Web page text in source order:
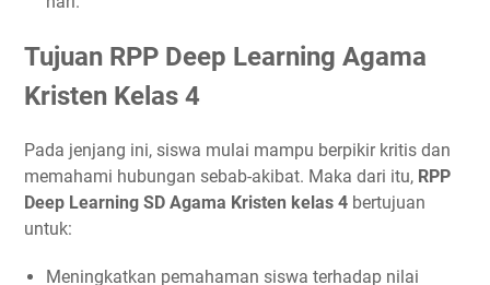
Tujuan RPP Deep Learning Agama
Kristen Kelas 4
Pada jenjang ini, siswa mulai mampu berpikir kritis dan
memahami hubungan sebab-akibat. Maka dari itu, RPP
Deep Learning SD Agama Kristen kelas 4 bertujuan
untuk:
Meningkatkan pemahaman siswa terhadap nilai